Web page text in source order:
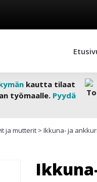
kautta tilaat
työmaalle. Pyydä
ja mutterit > Ikkuna- ja